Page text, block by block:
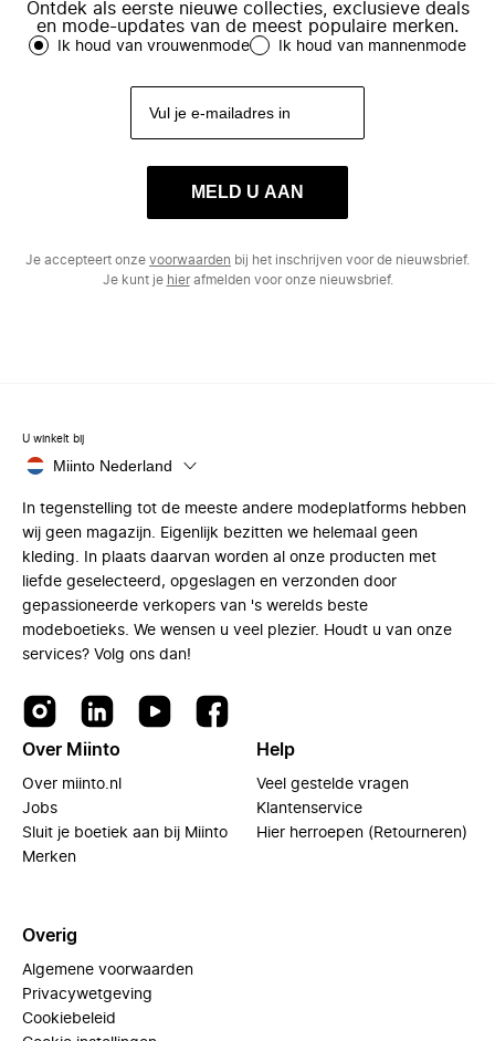
Ontdek als eerste nieuwe collecties, exclusieve deals
en mode-updates van de meest populaire merken.
Ik houd van vrouwenmode Ik houd van mannenmode
MELD U AAN
Je accepteert onze voorwaarden bij het inschrijven voor de nieuwsbrief.
Je kunt je hierafmelden voor onze nieuwsbrief.
U winkelt bij
Miinto Nederland
In tegenstelling tot de meeste andere modeplatforms hebben
wij geen magazijn. Eigenlijk bezitten we helemaal geen
kleding. In plaats daarvan worden al onze producten met
liefde geselecteerd, opgeslagen en verzonden door
gepassioneerde verkopers van 's werelds beste
modeboetieks. We wensen u veel plezier. Houdt u van onze
services? Volg ons dan!
Over Miinto
Over miinto.nl
Jobs
Sluit je boetiek aan bij Miinto
Merken
Help
Veel gestelde vragen
Klantenservice
Hier herroepen (Retourneren)
Overig
Algemene voorwaarden
Privacywetgeving
Cookiebeleid